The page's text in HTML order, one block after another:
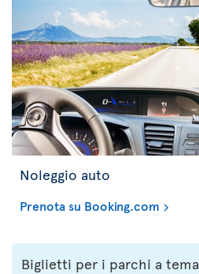
Noleggio auto
Prenota su Booking.com
Biglietti per i parchi a tema